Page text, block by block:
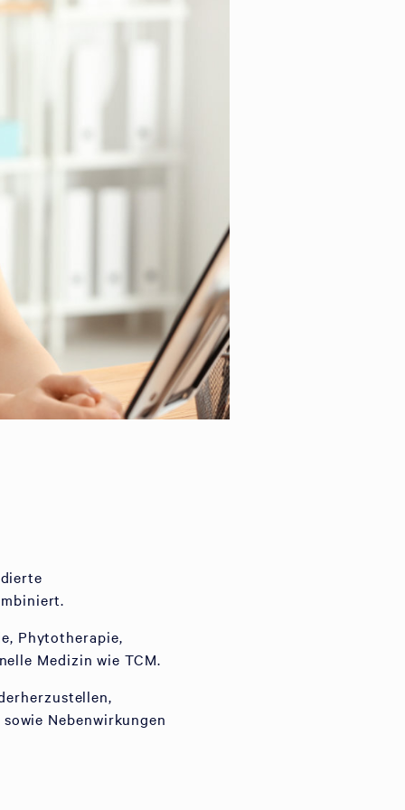
Phytotherapie,
Medizin wie TCM.
Nebenwirkungen